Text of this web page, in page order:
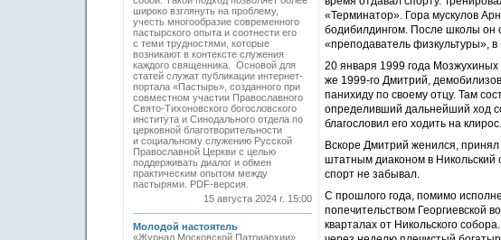
широко взглянуть на проблему,
учесть многообразие современного
пастырского опыта и соотнести его
с теми трудностями, которые
возникают в контексте служения
каждого священника. Основой для
статей служат публикации интернет-
портала «Пастырь», созданного при
совместном участии Православного
Свято-Тихоновского богословского
института и Синодального отдела по
церковной благотворительности
и социальному служению Русской
Православной Церкви с целью
поддерживать диалог и обмен
практическим опытом между
пастырями. PDF-версия.
15 августа 2024 г. 15:00
Молодой настоятель
«Журнал Московской Патриархии»
«Терминатор». Гора мускулов
бодибилдингом. После школы он
«преподаватель физкультуры»,
20 января 1999 года Мозжухиных
же 1999-го Дмитрий,
панихиду по своему отцу. Там
определивший дальнейший ход
благословил его ходить на клирос.
Вскоре Дмитрий женился,
штатным диаконом в
спорт не забывал.
С прошлого года, помимо
попечительством Георгиевской
кварталах от Никольского